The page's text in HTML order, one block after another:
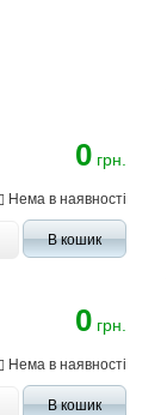
0 грн.
Нема в наявності
В кошик
0 грн.
Нема в наявності
В кошик